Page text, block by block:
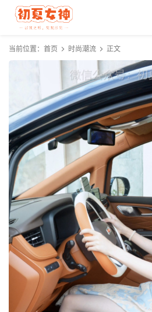
当前位置： 首页 时尚潮流 正文